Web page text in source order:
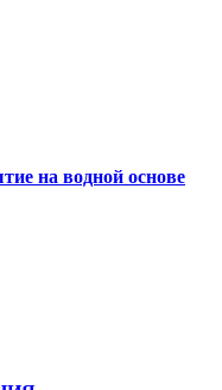
на водной основе